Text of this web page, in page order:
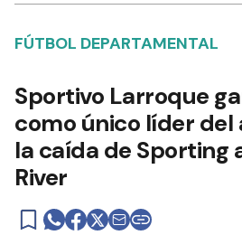
FÚTBOL DEPARTAMENTAL
Sportivo Larroque
como único líder del
la caída de Sporting
River